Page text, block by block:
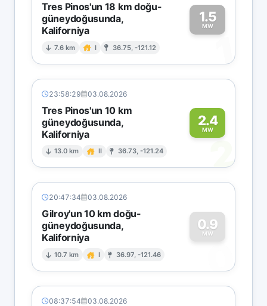
Tres Pinos'un 18 km doğu-
güneydoğusunda,
Kaliforniya
7.6 km I 36.75, -121.12
1.5
MW
1
23:58:29 03.08.2026
Tres Pinos'un 10 km
güneydoğusunda,
Kaliforniya
13.0 km II 36.73, -121.24
2.4
MW
2
20:47:34 03.08.2026
Gilroy'un 10 km doğu-
güneydoğusunda,
Kaliforniya
10.7 km I 36.97, -121.46
0.9
MW
0
08:37:54 03.08.2026